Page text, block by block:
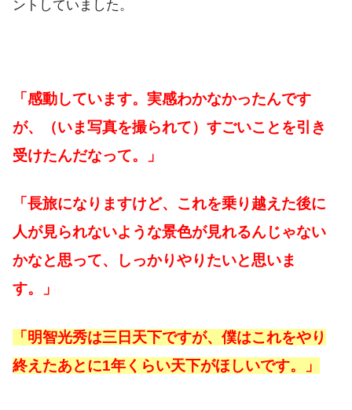
ントしていました。
「感動しています。実感わかなかったんです
が、（いま写真を撮られて）すごいことを引き
受けたんだなって。」
「長旅になりますけど、これを乗り越えた後に
人が見られないような景色が見れるんじゃない
かなと思って、しっかりやりたいと思いま
す。」
「明智光秀は三日天下ですが、僕はこれをやり
終えたあとに1年くらい天下がほしいです。」